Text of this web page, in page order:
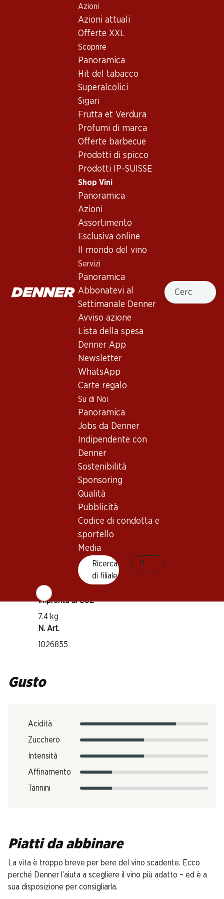
Azioni
Azioni attuali
Offerte XXL
Scoprire
Panoramica
Hit del tabacco
Superalcolici
Sigari
Frutta et Verdura
Profumi di marca
Offerte barbecue
Prodotti di spicco
Prodotti IP-SUISSE
Shop Vini
Panoramica
Azioni
Assortimento
Esclusiva online
Il mondo del vino
Servizi
Panoramica
Abbonatevi al
Settimanale Denner
Avviso azione
Lista della spesa
Denner App
Newsletter
WhatsApp
Carte regalo
Su di Noi
Panoramica
Jobs da Denner
Indipendente con
Denner
Sostenibilità
Sponsoring
Qualità
Pubblicità
Codice di condotta e
sportello
Media
Ricerca
di filiale
Cercare
Vino/champagne
Vallese Œil-de-Perdrix du Valais AOC
Œil-de-Perdrix du Valais AOC
Vallese , 2025
Rosa pallido. Al naso aromi fini, freschi e floreali. Corpo
medio e acidità delicata e succosa. Retrogusto equilibrato e
lungo.
Buono a sapersi
Temperatura di beva
10–12 °C
Impronta di CO2
7.4 kg
N. Art.
1026855
Gusto
Acidità
Zucchero
Intensità
Affinamento
Tannini
Piatti da abbinare
La vita è troppo breve per bere del vino scadente. Ecco
perché Denner l’aiuta a scegliere il vino più adatto – ed è a
sua disposizione per consigliarla.